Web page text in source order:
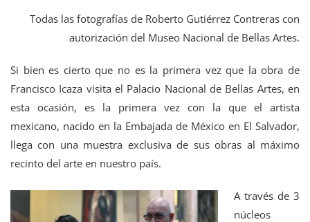
Todas las fotografías de Roberto Gutiérrez Contreras con
autorización del Museo Nacional de Bellas Artes.
Si bien es cierto que no es la primera vez que la obra de
Francisco Icaza visita el Palacio Nacional de Bellas Artes, en
esta ocasión, es la primera vez con la que el artista
mexicano, nacido en la Embajada de México en El Salvador,
llega con una muestra exclusiva de sus obras al máximo
recinto del arte en nuestro país.
A través de 3
núcleos